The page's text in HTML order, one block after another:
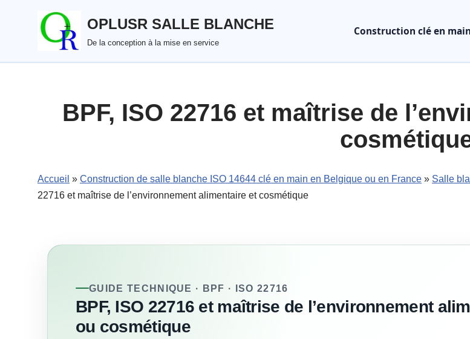
contenu
OPLUSR SALLE BLANCHE
De la conception à la mise en service
Construction clé en main
BPF, ISO 22716 et maîtrise de
Accueil » Construction de salle blanche ISO 14644 clé en main en Belgique ou en France » Salle
22716 et maîtrise de l’environnement alimentaire et cosmétique
GUIDE TECHNIQUE · BPF · ISO 22716
BPF, ISO 22716 et maîtrise de l’environnement
ou cosmétique